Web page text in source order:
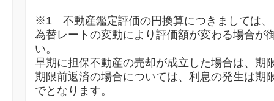
※1 不動産鑑定評価の円換算につきましては、
為替レートの変動により評価額が変わる場合が
い。
早期に担保不動産の売却が成立した場合は、期
期限前返済の場合については、利息の発生は期
でとなります。